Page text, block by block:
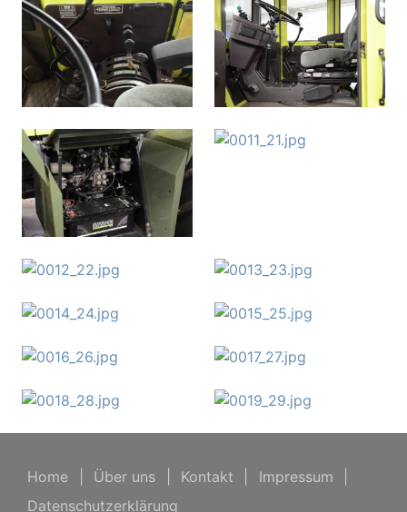
Home Über uns Kontakt Impressum
Datenschutzerklärung